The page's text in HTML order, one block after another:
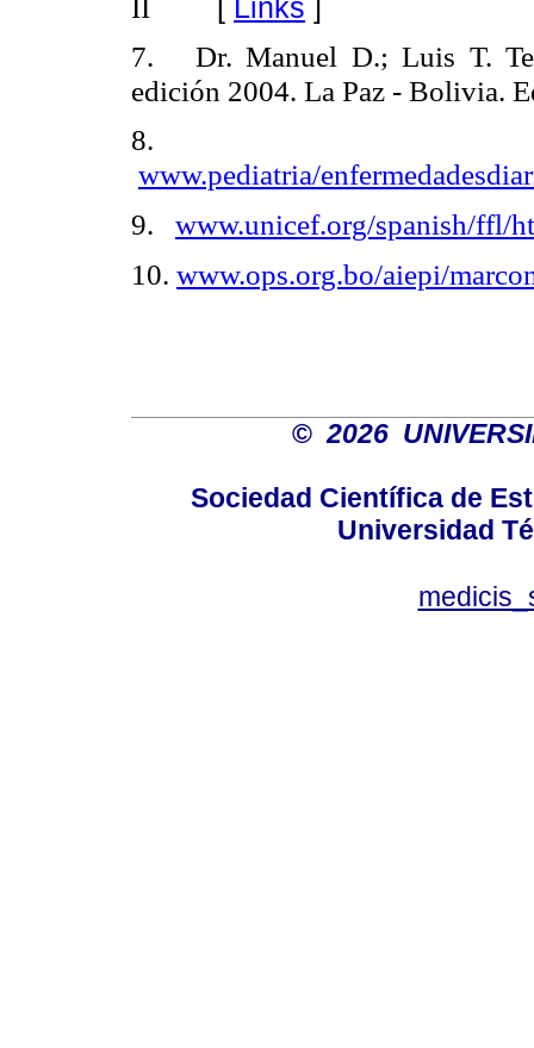
II [ Links ]
7. Dr. Manuel D.; Luis T.
edición 2004. La Paz - Bolivia.
8.
www.pediatria/
9. www.unicef.org/spanish/ffl/
10. www.ops.org.bo/aiepi/
© 2026
Sociedad Científica de
Universidad